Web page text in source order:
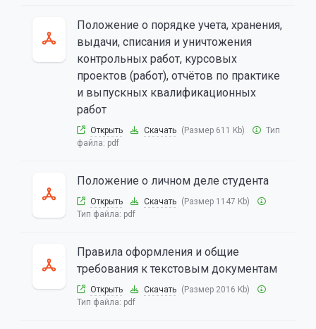
Положение о порядке учета, хранения,
выдачи, списания и уничтожения
контрольных работ, курсовых
проектов (работ), отчётов по практике
и выпускных квалификационных
работ
Открыть Скачать (Размер 611 Kb)
Тип
файла: pdf
Положение о личном деле студента
Открыть Скачать (Размер 1147 Kb)
Тип файла: pdf
Правила оформления и общие
требования к текстовым документам
Открыть Скачать (Размер 2016 Kb)
Тип файла: pdf